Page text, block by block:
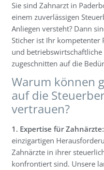
Sie sind Zahnarzt in
einem zuverlässigen
Anliegen versteht? Dann
Sticher ist Ihr kompetenter
und betriebswirtschaftliche
zugeschnitten auf die
Warum können
auf die
vertrauen?
1. Expertise für Zahnärzte:
einzigartigen
Zahnärzte in ihrer
konfrontiert sind. Unsere
Steuerberatung für Handel,
Steuerservice